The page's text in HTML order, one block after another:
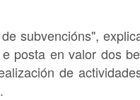
subvencións",
posta en valor dos
de